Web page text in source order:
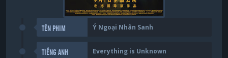
TÊN PHIM Ý Ngoại Nhân Sanh
TIẾNG ANH Everything is Unknown